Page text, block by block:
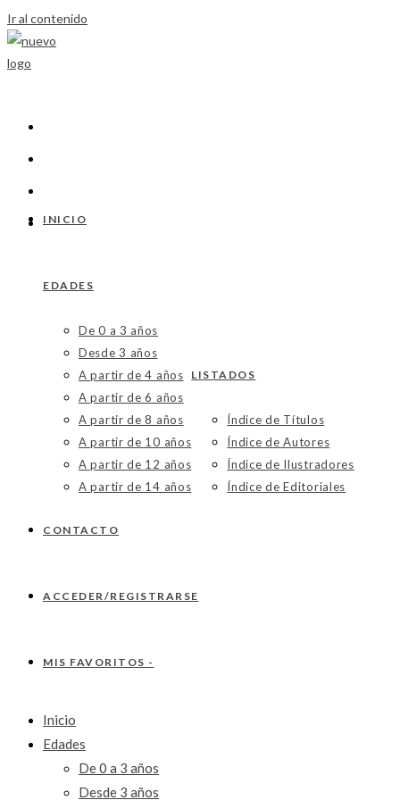
Ir al contenido
INICIO
EDADES
De 0 a 3 años
Desde 3 años
A partir de 4 años
A partir de 6 años
A partir de 8 años
A partir de 10 años
A partir de 12 años
A partir de 14 años
LISTADOS
Índice de Títulos
Índice de Autores
Índice de Ilustradores
Índice de Editoriales
CONTACTO
ACCEDER/REGISTRARSE
MIS FAVORITOS -
Inicio
Edades
De 0 a 3 años
Desde 3 años